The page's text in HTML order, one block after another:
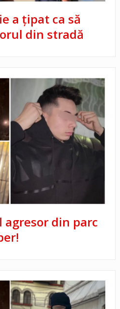
a țipat ca să
din stradă
agresor din parc